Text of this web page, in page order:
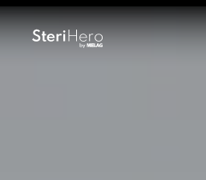
💎 Calidad – Hecho en Alemania✨